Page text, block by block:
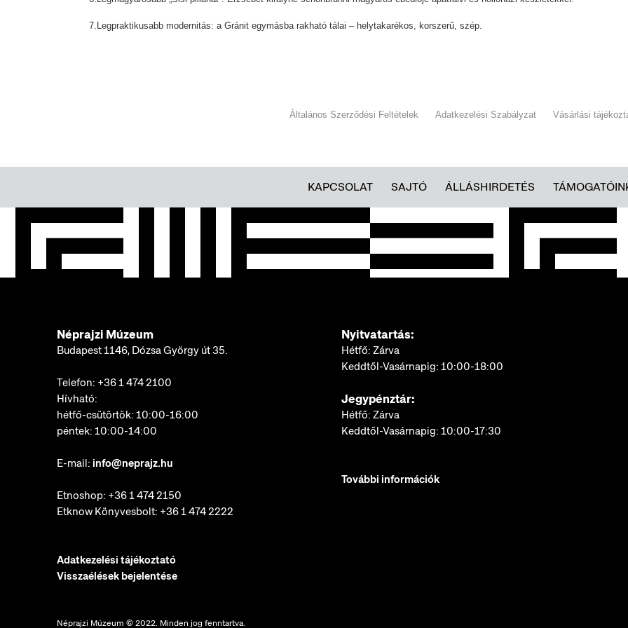
7.Legpraktikusabb modernitás: a Gránit egymásba rakható tálai – helytakarékos, korszerű, szép.
Általános Szerződési Feltételek Adatkezelési Szabályzat Vásárlási
KAPCSOLAT SAJTÓ ÁLLÁSHIRDETÉS
Néprajzi Múzeum
Budapest 1146, Dózsa György út 35.
Telefon: +36 1 474 2100
Hívható:
hétfő-csütörtök: 10:00-16:00
péntek: 10:00-14:00
E-mail: info@neprajz.hu
Etnoshop: +36 1 474 2150
Etknow Könyvesbolt: +36 1 474 2222
Adatkezelési tájékoztató
Visszaélések bejelentése
Nyitvatartás:
Hétfő: Zárva
Keddtől-Vasárnapig: 10:00-18:00
Jegypénztár:
Hétfő: Zárva
Keddtől-Vasárnapig: 10:00-17:30
További információk
Néprajzi Múzeum © 2022. Minden jog fenntartva.